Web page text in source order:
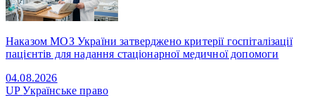
Наказом МОЗ України затверджено критерії госпіталізації
пацієнтів для надання стаціонарної медичної допомоги
04.08.2026
UPУкраїнське право